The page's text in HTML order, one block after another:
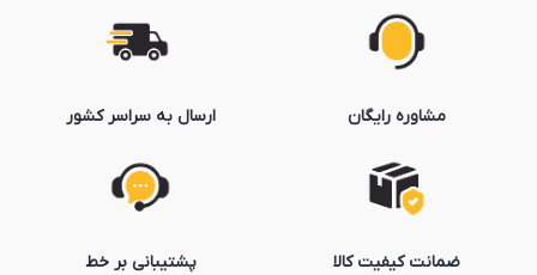
مشاوره رایگان
ضمانت کیفیت کالا
ارسال به سراسر کشور
پشتیبانی بر خط